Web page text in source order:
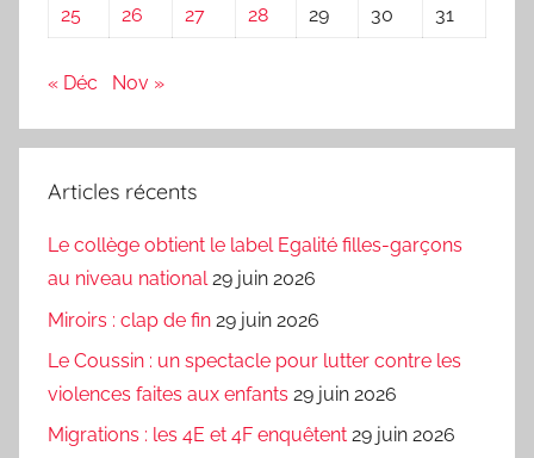
25
26 27 28 29 30 31
« Déc Nov »
Articles récents
Le collège obtient le label Egalité filles-garçons
au niveau national 29 juin 2026
Miroirs : clap de fin 29 juin 2026
Le Coussin : un spectacle pour lutter contre les
violences faites aux enfants 29 juin 2026
Migrations : les 4E et 4F enquêtent 29 juin 2026